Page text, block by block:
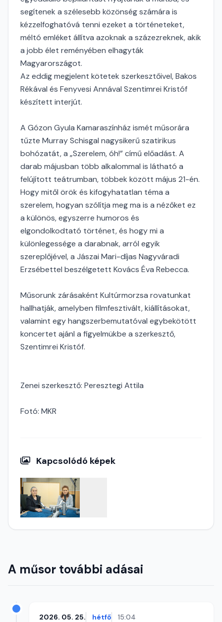
segítenek a szélesebb közönség számára is
kézzelfoghatóvá tenni ezeket a történeteket,
méltó emléket állítva azoknak a százezreknek, akik
a jobb élet reményében elhagyták
Magyarországot.
Az eddig megjelent kötetek szerkesztőivel, Bakos
Rékával és Fenyvesi Annával Szentimrei Kristóf
készített interjút.
A Gózon Gyula Kamaraszínház ismét műsorára
tűzte Murray Schisgal nagysikerű szatirikus
bohózatát, a „Szerelem, óh!” című előadást. A
darab májusban több alkalommal is látható a
felújított teátrumban, többek között május 21-én.
Hogy mitől örök és kifogyhatatlan téma a
szerelem, hogyan szólítja meg ma is a nézőket ez
a különös, egyszerre humoros és
elgondolkodtató történet, és hogy mi a
különlegessége a darabnak, arról egyik
szereplőjével, a Jászai Mari-díjas Nagyváradi
Erzsébettel beszélgetett Kovács Éva Rebecca.
Műsorunk zárásaként Kultúrmorzsa rovatunkat
hallhatják, amelyben filmfesztivált, kiállításokat,
valamint egy hangszerbemutatóval egybekötött
koncertet ajánl a figyelmükbe a szerkesztő,
Szentimrei Kristóf.
Zenei szerkesztő: Peresztegi Attila
Fotó: MKR
Kapcsolódó képek
A műsor további adásai
2026. 05. 25. hétfő 15:04